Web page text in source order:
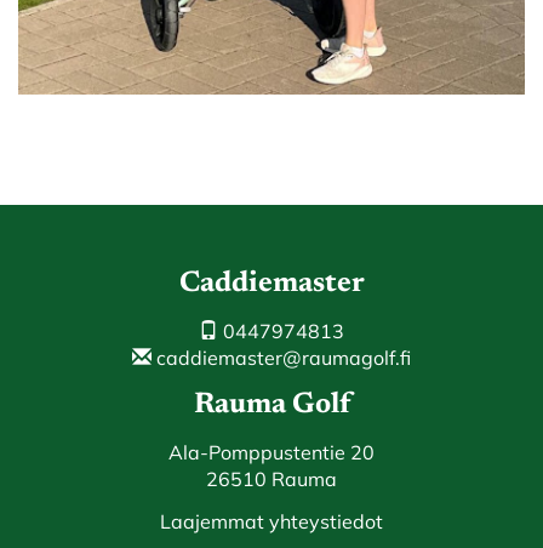
Caddiemaster
0447974813
caddiemaster@raumagolf.fi
Rauma Golf
Ala-Pomppustentie 20
26510 Rauma
Laajemmat yhteystiedot